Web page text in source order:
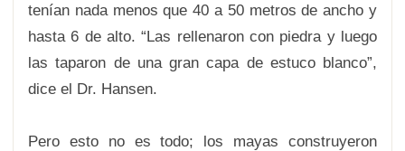
tenían nada menos que 40 a 50 metros de ancho y
hasta 6 de alto. “Las rellenaron con piedra y luego
las taparon de una gran capa de estuco blanco”,
dice el Dr. Hansen.
Pero esto no es todo; los mayas construyeron